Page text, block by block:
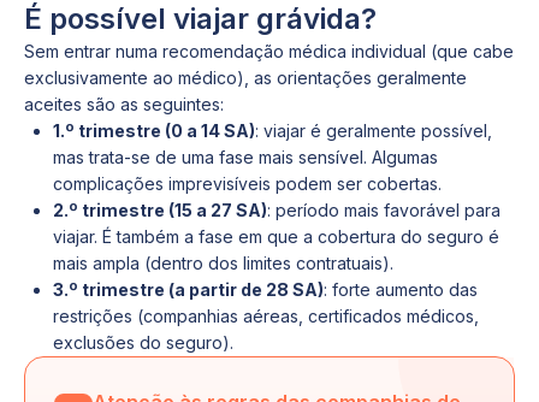
É possível viajar grávida?
Sem entrar numa recomendação médica individual (que cabe
exclusivamente ao médico), as orientações geralmente
aceites são as seguintes:
1.º trimestre (0 a 14 SA): viajar é geralmente possível,
mas trata-se de uma fase mais sensível. Algumas
complicações imprevisíveis podem ser cobertas.
2.º trimestre (15 a 27 SA): período mais favorável para
viajar. É também a fase em que a cobertura do seguro é
mais ampla (dentro dos limites contratuais).
3.º trimestre (a partir de 28 SA): forte aumento das
restrições (companhias aéreas, certificados médicos,
exclusões do seguro).